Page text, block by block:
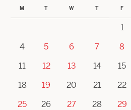
M T W T F
1
4
5 6 7 8
11
12 13 14 15
18
19 20 21 22
25
26 27 28 29